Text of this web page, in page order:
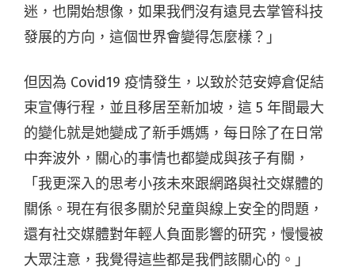
迷，也開始想像，如果我們沒有遠見去掌管科技
發展的方向，這個世界會變得怎麼樣？」
但因為 Covid19 疫情發生，以致於范安婷倉促結
束宣傳行程，並且移居至新加坡，這 5 年間最大
的變化就是她變成了新手媽媽，每日除了在日常
中奔波外，關心的事情也都變成與孩子有關，
「我更深入的思考小孩未來跟網路與社交媒體的
關係。現在有很多關於兒童與線上安全的問題，
還有社交媒體對年輕人負面影響的研究，慢慢被
大眾注意，我覺得這些都是我們該關心的。」